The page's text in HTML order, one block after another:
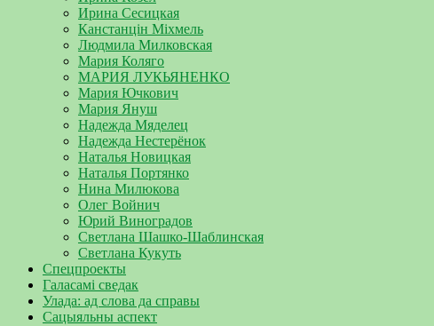
Ирина Сесицкая
Канстанцін Міхмель
Людмила Милковская
Мария Коляго
МАРИЯ ЛУКЬЯНЕНКО
Мария Ючкович
Мария Януш
Надежда Мяделец
Надежда Нестерёнок
Наталья Новицкая
Наталья Портянко
Нина Милюкова
Олег Войнич
Юрий Виноградов
Светлана Шашко-Шаблинская
Светлана Кукуть
Спецпроекты
Галасамі сведак
Улада: ад слова да справы
Сацыяльны аспект